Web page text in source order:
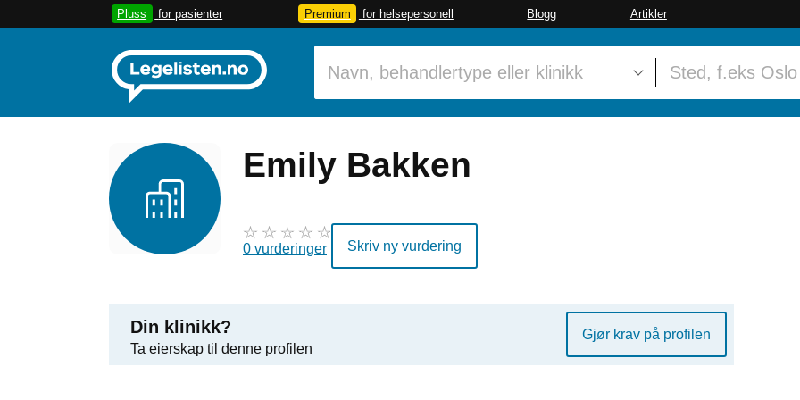
Pluss for pasienter Premium for helsepersonell Blogg Artikler
Emily Bakken
0 vurderinger Skriv ny vurdering
Din klinikk?
Ta eierskap til denne profilen
Gjør krav på profilen